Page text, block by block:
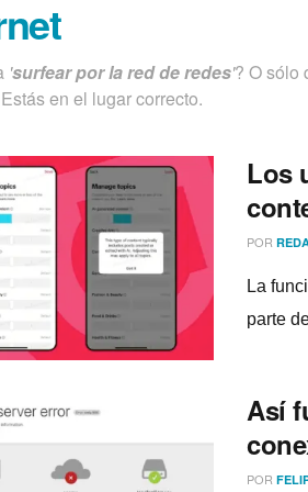
'surfear por la red de redes'? O sólo
en el lugar correcto.
Los
POR
La
parte
Así
POR